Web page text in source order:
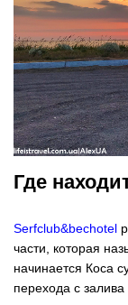
Где
Serfclub&bechotel
части, которая
начинается Коса
перехода с